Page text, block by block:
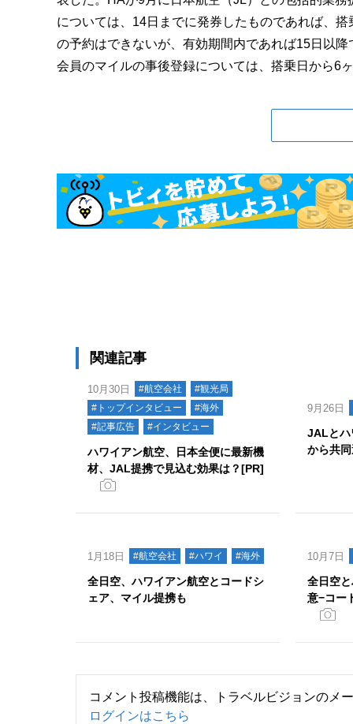
については、14日までに発券したものであれば、
の予約はできないが、有効期間内であれば15日以
会員のマイルの事後登録については、搭乗日から6
関連記事
10月30日 #航空会社
#観光局
#トップインタビュー
#海外
#記事広告
#インタビュー
ハワイアン航空、日本全便に最新機
材、JAL提携で見込む効果は？[PR]
9月26日
JALとハ
から共
1月18日 #航空会社 #ハワイ #海外
全日空、ハワイアン航空とコードシ
ェア、マイル提携も
10月7日
全日空
意−コー
コメント投稿機能は、トラベルビジョンのメ
ログインはこちら